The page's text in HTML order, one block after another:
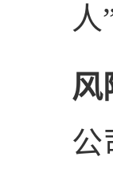
风
公